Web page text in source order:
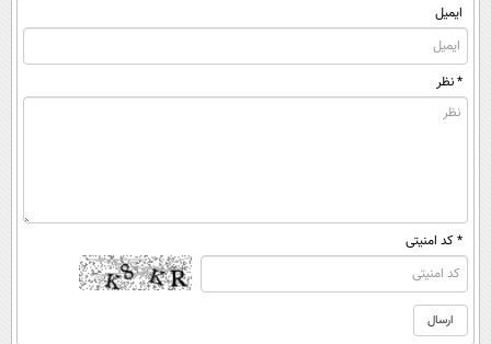
ایمیل
* نظر
* کد امنیتی